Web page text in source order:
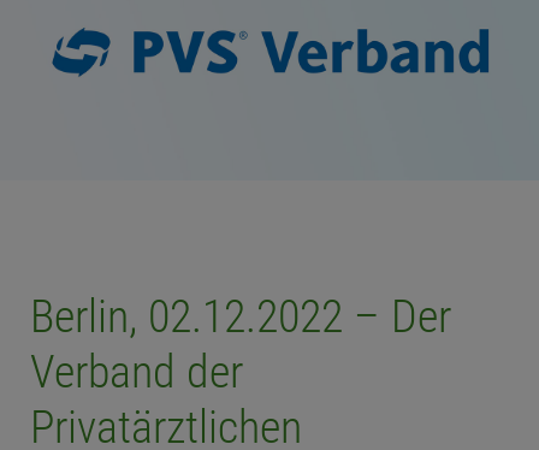
Berlin, 02.12.2022 – Der
Verband der
Privatärztlichen